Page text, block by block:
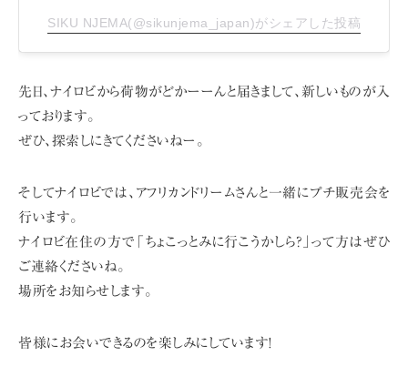
SIKU NJEMA(@sikunjema_japan)がシェアした投稿
先日、ナイロビから荷物がどかーーんと届きまして、 新しいものが入
っております。
ぜひ、探索しにきてくださいねー。
そしてナイロビでは、アフリカンドリームさんと一緒にプチ販売会を
行います。
ナイロビ在住の方で「ちょこっとみに行こうかしら?」って方はぜひ
ご連絡くださいね。
場所をお知らせします。
皆様にお会いできるのを楽しみにしています!